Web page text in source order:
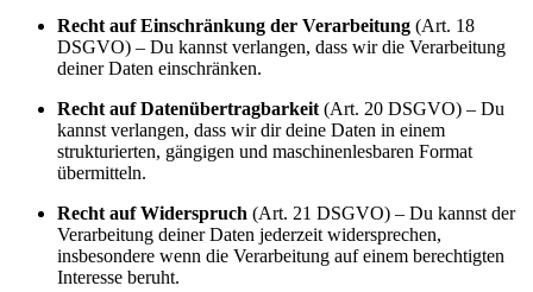
Recht auf Einschränkung der Verarbeitung (Art. 18
DSGVO) – Du kannst verlangen, dass wir die Verarbeitung
deiner Daten einschränken.
Recht auf Datenübertragbarkeit (Art. 20 DSGVO) – Du
kannst verlangen, dass wir dir deine Daten in einem
strukturierten, gängigen und maschinenlesbaren Format
übermitteln.
Recht auf Widerspruch (Art. 21 DSGVO) – Du kannst der
Verarbeitung deiner Daten jederzeit widersprechen,
insbesondere wenn die Verarbeitung auf einem berechtigten
Interesse beruht.